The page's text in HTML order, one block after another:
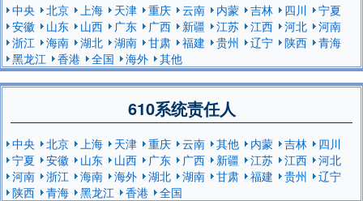
中央 北京 上海 天津 重庆 云南 内蒙 吉林 四川
宁夏
安徽
山东 山西 广东 广西 新疆 江苏 江西 河北
河南
浙江
海南 湖北 湖南 甘肃 福建 贵州 辽宁 陕西
青海
黑龙江
香港 全国 海外 其他
610系统责任人
中央 北京 上海 天津 重庆 云南 其他 内蒙 吉林
四川
宁夏
安徽 山东 山西 广东 广西 新疆 江苏 江西
河北
河南
浙江 海南 海外 湖北 湖南 甘肃 福建 贵州
辽宁
陕西
青海 黑龙江 香港 全国